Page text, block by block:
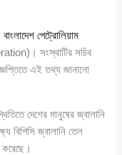
বাংলাদেশ পেট্রোলিয়াম
সংস্থাটির সচিব
এই তথ্য জানানো
দেশের মানুষের জ্বালানি
বিপিসি জ্বালানি তেল
করেছে।